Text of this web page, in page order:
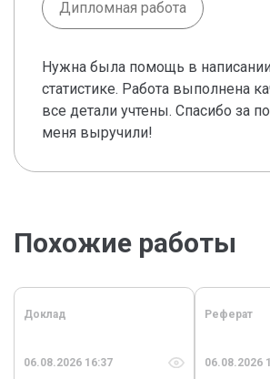
Дипломная работа
Нужна была помощь в
статистике. Работа выполнена
все детали учтены. Спасибо за
меня выручили!
Похожие работы
Доклад
06.08.2026 16:37
Реферат
06.08.2026